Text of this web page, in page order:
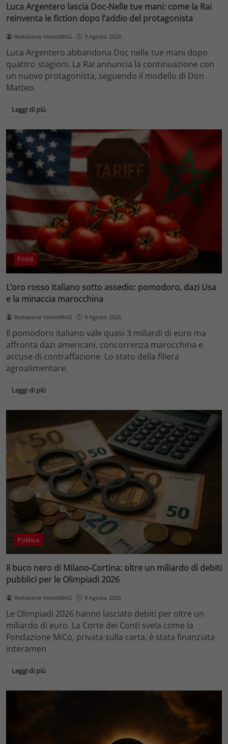
Luca Argentero lascia Doc-Nelle tue mani: come la Rai
reinventa le fiction dopo l’addio del protagonista
Redazione VelvetMAG 9 Agosto 2026
Luca Argentero abbandona Doc nelle tue mani dopo
quattro stagioni. La Rai annuncia la continuazione con
un nuovo protagonista, seguendo il modello di Don
Matteo.
Leggi di più
Food
L’oro rosso italiano sotto assedio: pomodoro, dazi Usa
e la minaccia marocchina
Redazione VelvetMAG 9 Agosto 2026
Il pomodoro italiano vale quasi 3 miliardi di euro ma
affronta dazi americani, concorrenza marocchina e
accuse di contraffazione. Lo stato della filiera
agroalimentare.
Leggi di più
Politica
Il buco nero di Milano-Cortina: oltre un miliardo di debiti
pubblici per le Olimpiadi 2026
Redazione VelvetMAG 9 Agosto 2026
Le Olimpiadi 2026 hanno lasciato debiti per oltre un
miliardo di euro. La Corte dei Conti svela come la
Fondazione MiCo, privata sulla carta, è stata finanziata
interamen
Leggi di più